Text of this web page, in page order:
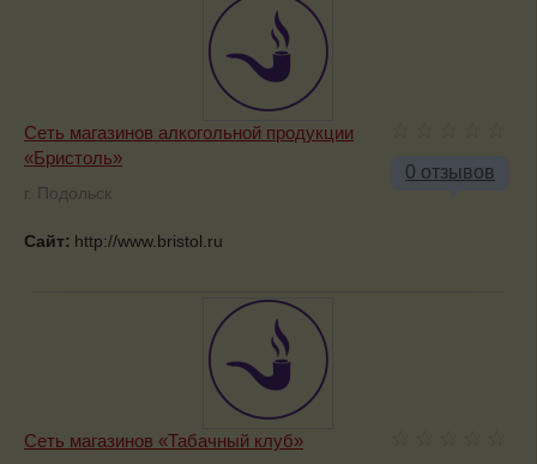
0 отзывов
Сеть магазинов алкогольной продукции
«Бристоль»
г. Подольск
Сайт: http://www.bristol.ru
Сеть магазинов «Табачный клуб»